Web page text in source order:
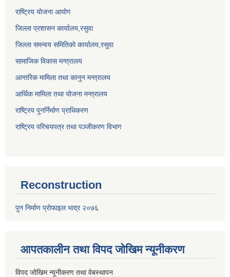
राष्ट्रिय योजना आयोग
जिल्ला प्रशासन कार्यालय, रसुवा
जिल्ला समन्वय समितिको कार्यालय, रसुवा
सामाजिक विकास मन्त्रालय
आन्तरिक मामिला तथा कानुन मन्त्रालय
आर्थिक मामिला तथा योजना मन्त्रालय
राष्ट्रिय पुनर्निर्माण प्राधिकरण
राष्ट्रिय परिचयपत्र तथा पञ्जीकरण विभाग
Reconstruction
पुन निर्माण प्रोफाइल भाद्र २०७६
आपतकालीन तथा विपद जोखिम न्यूनीकरण
विपद जोखिम न्यूनीकरण तथा वेबस्थापन